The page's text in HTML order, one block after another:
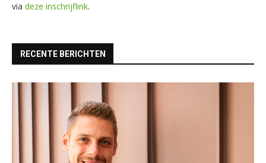
via deze inschrijflink.
RECENTE BERICHTEN